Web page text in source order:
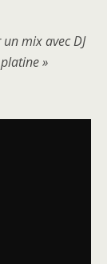
mix avec DJ
»